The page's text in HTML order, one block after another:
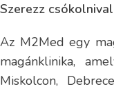
Szerezz
Az M2Med egy
magánklinika,
Miskolcon,